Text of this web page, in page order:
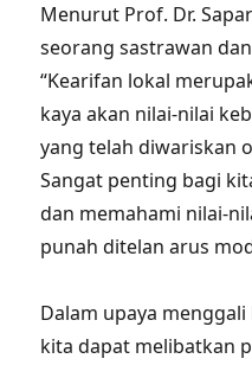
Menurut Prof. Dr.
seorang sastrawan
“Kearifan lokal
kaya akan nilai-nilai
yang telah diwariskan
Sangat penting bagi
dan memahami nilai-
punah ditelan arus
Dalam upaya
kita dapat melibatkan